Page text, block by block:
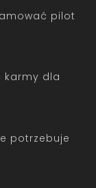
pilot
karmy dla
potrzebuje